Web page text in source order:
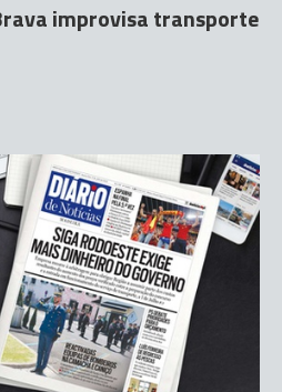
improvisa transporte